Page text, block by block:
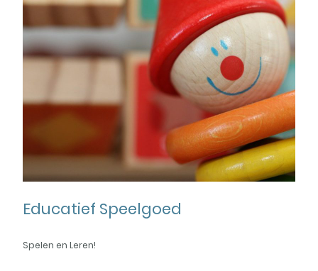
Educatief Speelgoed
Spelen en Leren!